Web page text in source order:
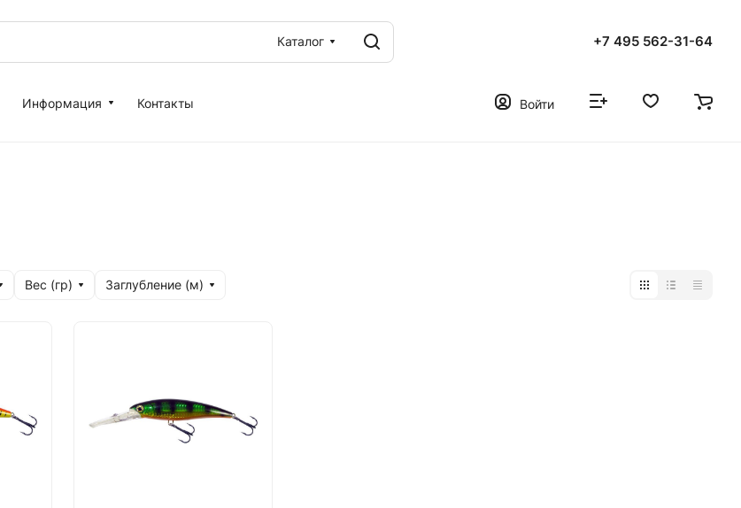
Каталог +7 495 562-31-64
Информация Контакты Войти
Вес (гр) Заглубление (м)